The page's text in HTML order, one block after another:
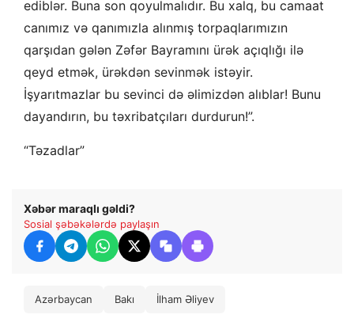
ediblər. Buna son qoyulmalıdır. Bu xalq, bu camaat
canımız və qanımızla alınmış torpaqlarımızın
qarşıdan gələn Zəfər Bayramını ürək açıqlığı ilə
qeyd etmək, ürəkdən sevinmək istəyir.
İşyarıtmazlar bu sevinci də əlimizdən alıblar! Bunu
dayandırın, bu təxribatçıları durdurun!”.
“Təzadlar”
Xəbər maraqlı gəldi?
Sosial şəbəkələrdə paylaşın
Azərbaycan Bakı İlham Əliyev